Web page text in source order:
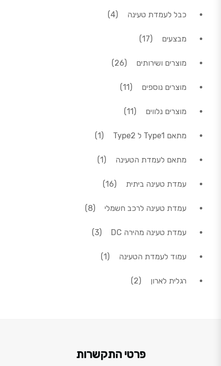
כבל לעמדת טעינה 44 מוצרים
מבצעים 1717 מוצרים
מוצרים ושירותים 2626 מוצרים
מוצרים נוספים 1111 מוצרים
מוצרים נלווים 1111 מוצרים
מתאם Type1 ל Type2 1מוצר 1
מתאם לעמדת הטעינה 1מוצר 1
עמדת טעינה ביתית 1616 מוצרים
עמדת טעינה לרכב חשמלי 88 מוצרים
עמדת טעינה מהירה DC 33 מוצרים
עמוד לעמדת הטעינה 1מוצר 1
רגלית לארון 22 מוצרים
פרטי התקשרות